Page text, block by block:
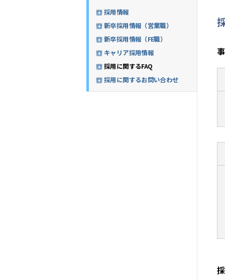
採用情報
新卒採用情報（営業職）
新卒採用情報（FE職）
キャリア採用情報
採用に関するFAQ
採用に関するお問い合わせ